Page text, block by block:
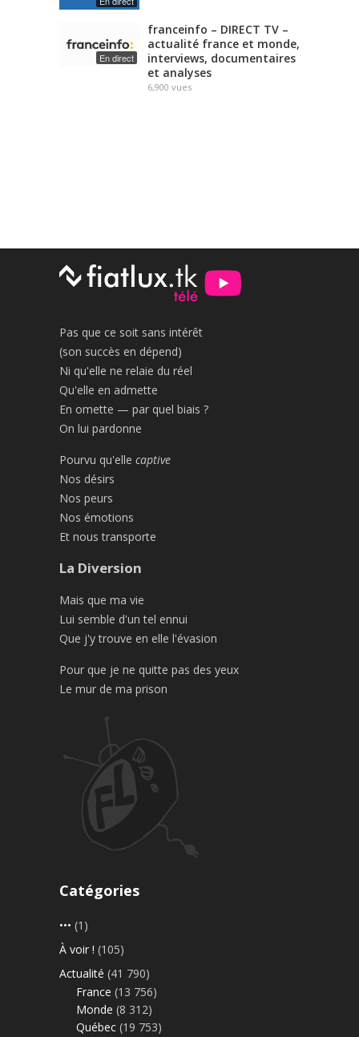
En direct
franceinfo – DIRECT TV –
actualité france et monde,
interviews, documentaires
et analyses
6,900 vues
Pas que ce soit sans intérêt
(son succès en dépend)
Ni qu'elle ne relaie du réel
Qu'elle en admette
En omette — par quel biais ?
On lui pardonne
Pourvu qu'elle captive
Nos désirs
Nos peurs
Nos émotions
Et nous transporte
La Diversion
Mais que ma vie
Lui semble d'un tel ennui
Que j'y trouve en elle l'évasion
Pour que je ne quitte pas des yeux
Le mur de ma prison
Catégories
••• (1)
À voir ! (105)
Actualité (41 790)
France (13 756)
Monde (8 312)
Québec (19 753)